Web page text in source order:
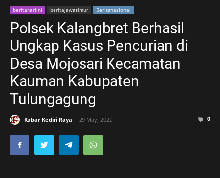
beritahariini beritajawatimur Beritanasional
Polsek Kalangbret Berhasil
Ungkap Kasus Pencurian di
Desa Mojosari Kecamatan
Kauman Kabupaten
Tulungagung
Kabar Kediri Raya 29 May, 2022 0